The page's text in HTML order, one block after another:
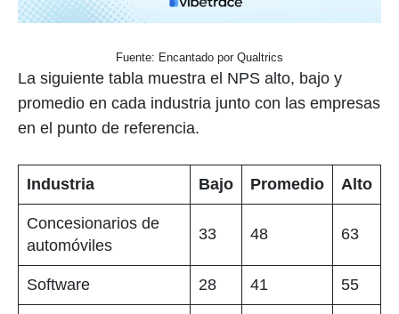
Fuente: Encantado por Qualtrics
La siguiente tabla muestra el NPS alto, bajo y
promedio en cada industria junto con las empresas
en el punto de referencia.
Industria Bajo Promedio Alto
Concesionarios de
automóviles
33 48 63
Software 28 41 55